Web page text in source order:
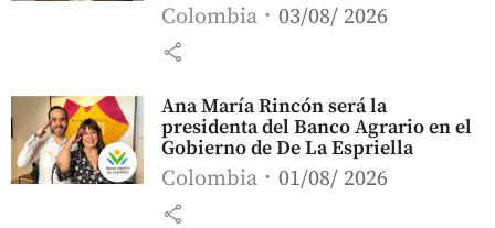
Colombia 03/08/ 2026
share
Ana María Rincón será la
presidenta del Banco Agrario en el
Gobierno de De La Espriella
Colombia 01/08/ 2026
share